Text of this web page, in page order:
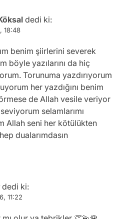
dedi ki:
18:48
benim şiirlerini severek
böyle yazılarını da hiç
Torunuma yazdırıyorum
her yazdığını benim
de Allah vesile veriyor
selamlarımı
Allah seni her kötülükten
dualarımdasın
dedi ki:
11:22